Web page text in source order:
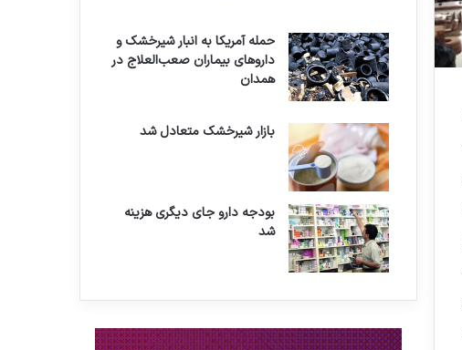
حمله آمریکا به انبار شیرخشک و
داروهای بیماران صعب‌العلاج در
همدان
بازار شیرخشک متعادل شد
بودجه دارو جای دیگری هزینه
شد